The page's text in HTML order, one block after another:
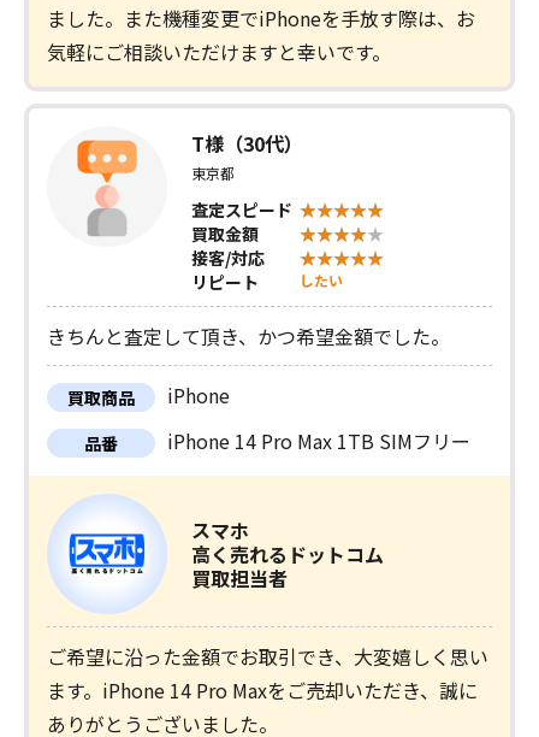
ました。また機種変更でiPhoneを手放す際は、お
気軽にご相談いただけますと幸いです。
T様（30代）
東京都
査定スピード
買取金額
接客/対応
リピート
したい
きちんと査定して頂き、かつ希望金額でした。
買取商品 iPhone
品番 iPhone 14 Pro Max 1TB SIMフリー
スマホ
高く売れるドットコム
買取担当者
ご希望に沿った金額でお取引でき、大変嬉しく思い
ます。iPhone 14 Pro Maxをご売却いただき、誠に
ありがとうございました。